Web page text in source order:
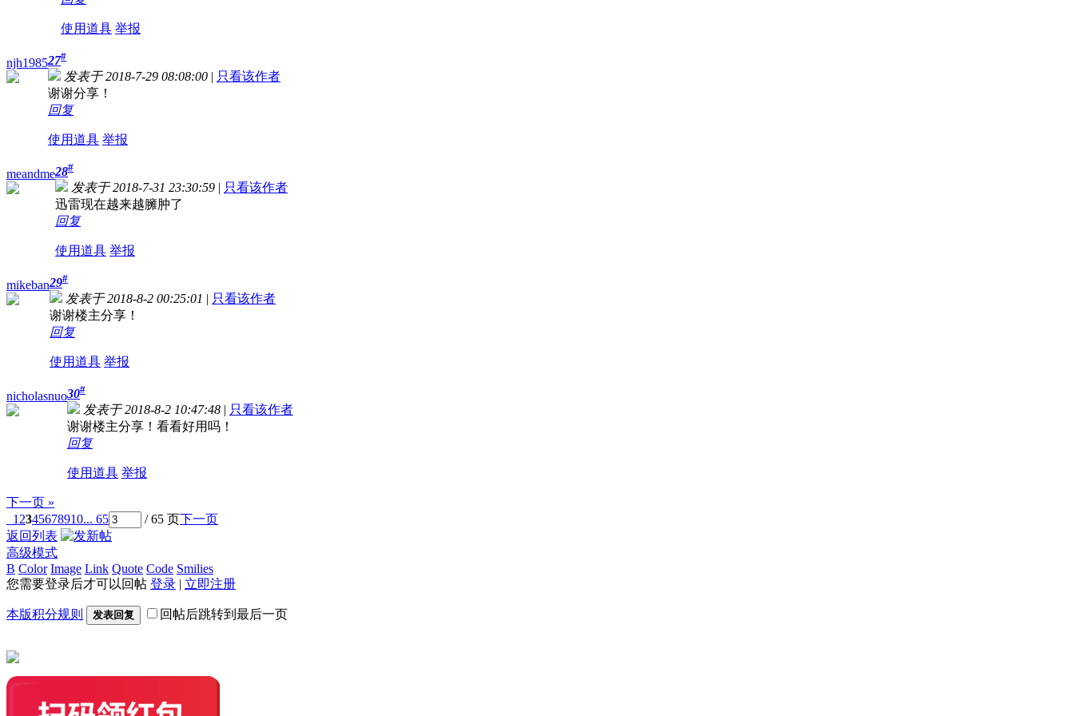
使用道具 举报
njh198527#
发表于 2018-7-29 08:08:00 | 只看该作者
谢谢分享！
回复
使用道具 举报
meandme28#
发表于 2018-7-31 23:30:59 | 只看该作者
迅雷现在越来越臃肿了
回复
使用道具 举报
mikeban29#
发表于 2018-8-2 00:25:01 | 只看该作者
谢谢楼主分享！
回复
使用道具 举报
nicholasnuo30#
发表于 2018-8-2 10:47:48 | 只看该作者
谢谢楼主分享！看看好用吗！
回复
使用道具 举报
下一页 »
1 2345678910... 65 / 65 页下一页
返回列表
高级模式
B Color Image Link Quote Code Smilies
您需要登录后才可以回帖 登录 | 立即注册
本版积分规则 发表回复 回帖后跳转到最后一页